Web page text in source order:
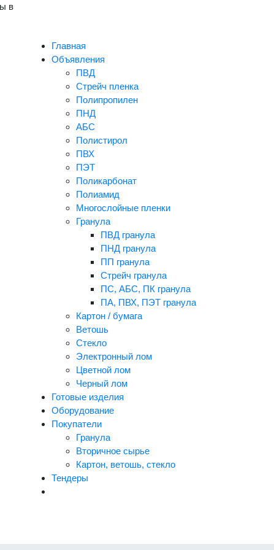
в
Главная
Объявления
ПВД
Стрейч пленка
Полипропилен
ПНД
АБС
Полистирол
ПВХ
ПЭТ
Поликарбонат
Полиамид
Многослойные пленки
Гранула
ПВД гранула
ПНД гранула
ПП гранула
Стрейч гранула
ПС, АБС, ПК гранула
ПА, ПВХ, ПЭТ гранула
Картон / бумага
Ветошь
Стекло
Электронный лом
Цветной лом
Черный лом
Готовые изделия
Оборудование
Покупатели
Гранула
Вторичное сырье
Картон, ветошь, стекло
Тендеры